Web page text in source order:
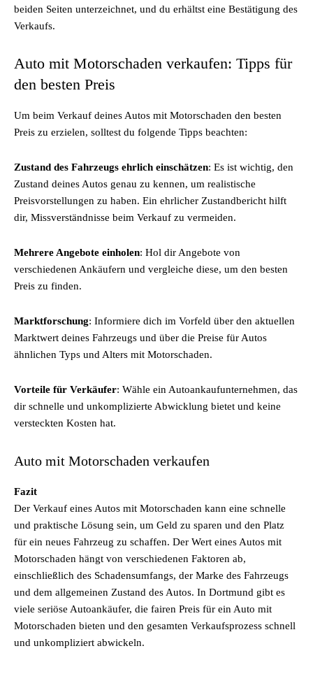
beiden Seiten unterzeichnet, und du erhältst eine Bestätigung des
Verkaufs.
Auto mit Motorschaden verkaufen: Tipps für
den besten Preis
Um beim Verkauf deines Autos mit Motorschaden den besten
Preis zu erzielen, solltest du folgende Tipps beachten:
Zustand des Fahrzeugs ehrlich einschätzen: Es ist wichtig, den
Zustand deines Autos genau zu kennen, um realistische
Preisvorstellungen zu haben. Ein ehrlicher Zustandbericht hilft
dir, Missverständnisse beim Verkauf zu vermeiden.
Mehrere Angebote einholen: Hol dir Angebote von
verschiedenen Ankäufern und vergleiche diese, um den besten
Preis zu finden.
Marktforschung: Informiere dich im Vorfeld über den aktuellen
Marktwert deines Fahrzeugs und über die Preise für Autos
ähnlichen Typs und Alters mit Motorschaden.
Vorteile für Verkäufer: Wähle ein Autoankaufunternehmen, das
dir schnelle und unkomplizierte Abwicklung bietet und keine
versteckten Kosten hat.
Auto mit Motorschaden verkaufen
Fazit
Der Verkauf eines Autos mit Motorschaden kann eine schnelle
und praktische Lösung sein, um Geld zu sparen und den Platz
für ein neues Fahrzeug zu schaffen. Der Wert eines Autos mit
Motorschaden hängt von verschiedenen Faktoren ab,
einschließlich des Schadensumfangs, der Marke des Fahrzeugs
und dem allgemeinen Zustand des Autos. In Dortmund gibt es
viele seriöse Autoankäufer, die fairen Preis für ein Auto mit
Motorschaden bieten und den gesamten Verkaufsprozess schnell
und unkompliziert abwickeln.